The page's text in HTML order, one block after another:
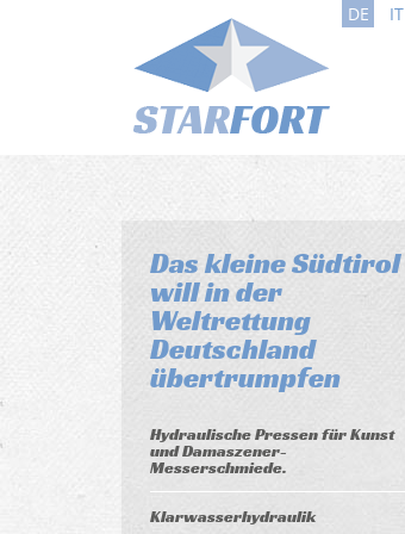
DE IT
Das kleine Südtirol
will in der
Weltrettung
Deutschland
übertrumpfen
Hydraulische Pressen für Kunst
und Damaszener-
Messerschmiede.
Klarwasserhydraulik